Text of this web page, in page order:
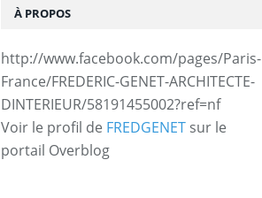
À PROPOS
http://www.facebook.com/pages/Paris-
France/FREDERIC-GENET-ARCHITECTE-
DINTERIEUR/58191455002?ref=nf
Voir le profil de FREDGENET sur le
portail Overblog